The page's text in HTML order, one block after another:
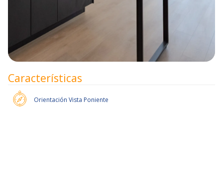
Características
Orientación Vista Poniente